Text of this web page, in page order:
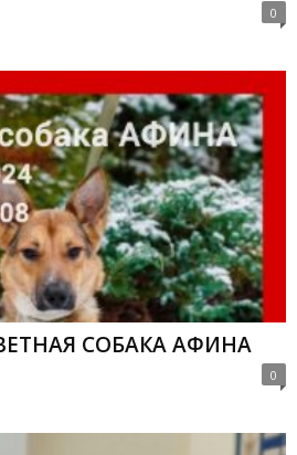
0
СОБАКА АФИНА
0